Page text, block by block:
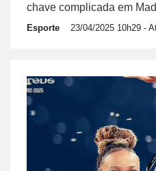
chave complicada em
Esporte 23/04/2025 10h29 -